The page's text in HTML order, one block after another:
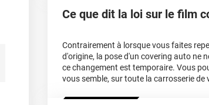
Ce que dit la loi sur le film
Contrairement à lorsque vous faites
d'origine, la pose d'un covering auto ne
ce changement est temporaire. Vous
vous semble, sur toute la carrosserie de